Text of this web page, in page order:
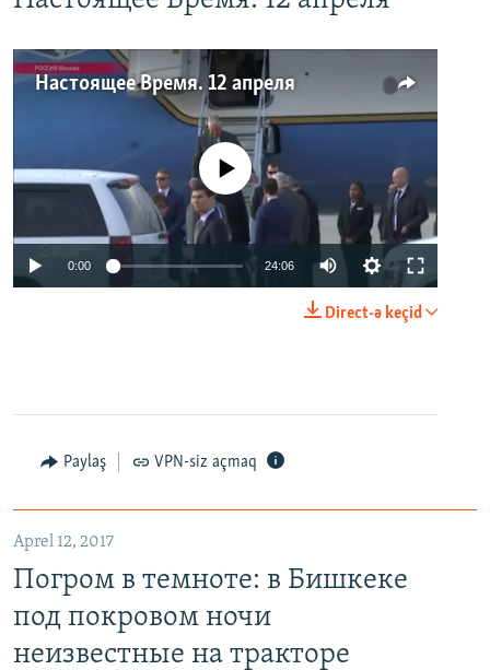
Настоящее Время. 12 апреля
No media source currently available
0:00 24:06
Direct-ə keçid
Paylaş VPN-siz açmaq
Aprel 12, 2017
Погром в темноте: в Бишкеке
под покровом ночи
неизвестные на тракторе